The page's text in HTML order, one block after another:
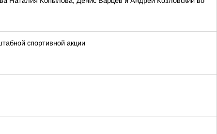
спортивной акции